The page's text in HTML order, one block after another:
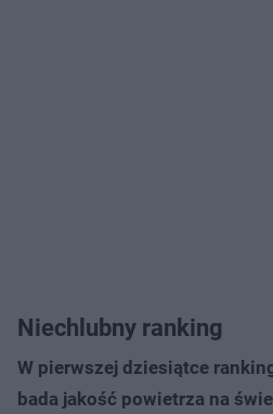
Niechlubny ranking
W pierwszej dziesiątce
bada jakość powietrza na